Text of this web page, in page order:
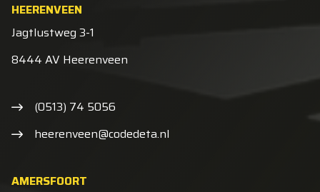
HEERENVEEN
Jagtlustweg 3-1
8444 AV Heerenveen
(0513) 74 5056
heerenveen@codedeta.nl
AMERSFOORT